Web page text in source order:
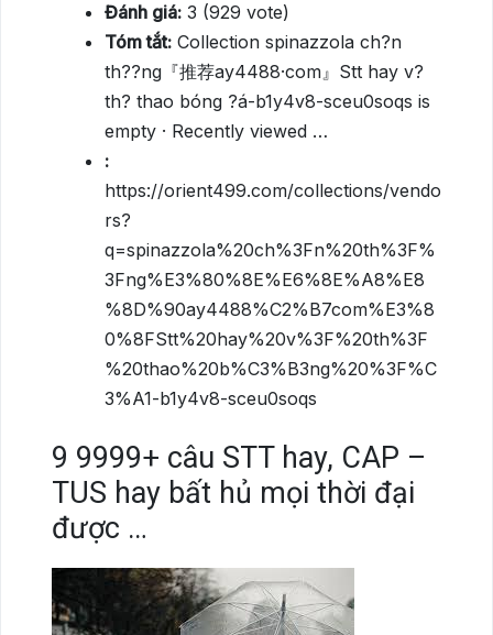
Đánh giá: 3 (929 vote)
Tóm tắt: Collection spinazzola ch?n
th??ng『推荐ay4488·com』Stt hay v?
th? thao bóng ?á-b1y4v8-sceu0soqs is
empty · Recently viewed …
:
https://orient499.com/collections/vendo
rs?
q=spinazzola%20ch%3Fn%20th%3F%
3Fng%E3%80%8E%E6%8E%A8%E8
%8D%90ay4488%C2%B7com%E3%8
0%8FStt%20hay%20v%3F%20th%3F
%20thao%20b%C3%B3ng%20%3F%C
3%A1-b1y4v8-sceu0soqs
9 9999+ câu STT hay, CAP –
TUS hay bất hủ mọi thời đại
được …